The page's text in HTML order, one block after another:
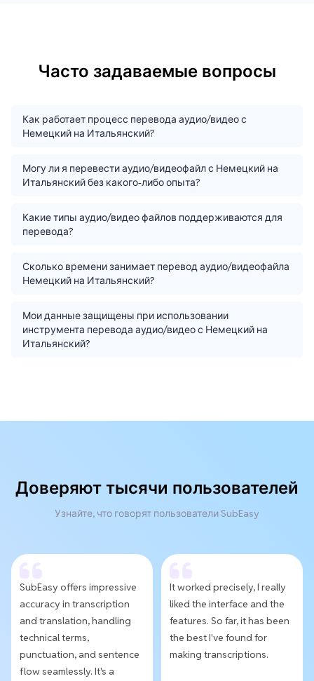
Часто задаваемые вопросы
Как работает процесс перевода аудио/видео с
Немецкий на Итальянский?
Могу ли я перевести аудио/видеофайл с Немецкий на
Итальянский без какого-либо опыта?
Какие типы аудио/видео файлов поддерживаются для
перевода?
Сколько времени занимает перевод аудио/видеофайла
Немецкий на Итальянский?
Мои данные защищены при использовании
инструмента перевода аудио/видео с Немецкий на
Итальянский?
Доверяют тысячи пользователей
Узнайте, что говорят пользователи SubEasy
SubEasy offers impressive
accuracy in transcription
and translation, handling
technical terms,
punctuation, and sentence
flow seamlessly. It's a
It worked precisely, I really
liked the interface and the
features. So far, it has been
the best I've found for
making transcriptions.